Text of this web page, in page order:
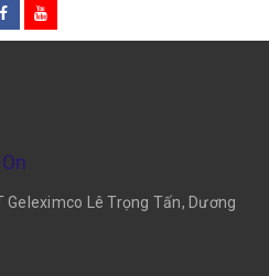
Geleximco Lê Trọng Tấn, Dương